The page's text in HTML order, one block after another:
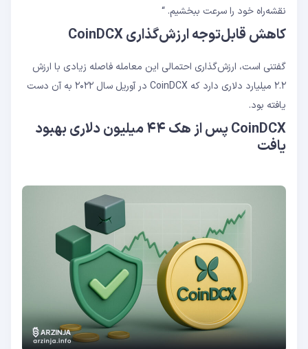
نقشه‌راه خود را سرعت ببخشیم. “
کاهش قابل‌توجه ارزش‌گذاری CoinDCX
گفتنی است، ارزش‌گذاری احتمالی این معامله فاصله زیادی با ارزش
۲.۲ میلیارد دلاری دارد که CoinDCX در آوریل سال ۲۰۲۲ به آن دست
یافته بود.
CoinDCX پس از هک ۴۴ میلیون دلاری بهبود
یافت